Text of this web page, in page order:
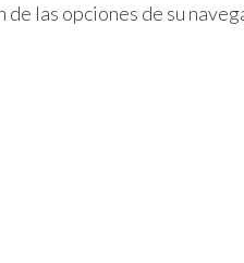
las opciones de su